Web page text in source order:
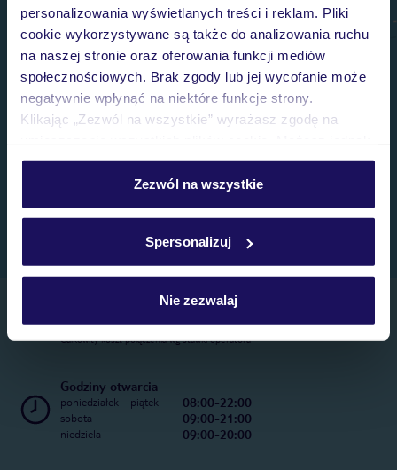
personalizowania wyświetlanych treści i reklam. Pliki
cookie wykorzystywane są także do analizowania ruchu
na naszej stronie oraz oferowania funkcji mediów
społecznościowych. Brak zgody lub jej wycofanie może
negatywnie wpłynąć na niektóre funkcje strony.
Klikając „Zezwól na wszystkie” wyrażasz zgodę na
personalizować swój wybór wchodząc w zakładkę
Szczegółowe informacje o plikach cookie znajdziesz
Zezwól na wszystkie
Spersonalizuj
Nie zezwalaj
Telefoniczne Centrum Rezerwacji
22 270 31 20
Całkowity koszt połączenia wg stawki operatora
Godziny otwarcia
poniedziałek - piątek 08:00-22:00
sobota 09:00-21:00
niedziela 09:00-20:00